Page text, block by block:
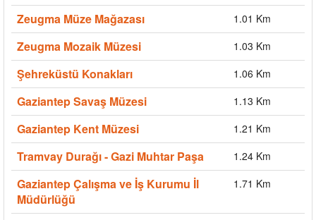
Zeugma Müze Mağazası 1.01 Km
Zeugma Mozaik Müzesi 1.03 Km
Şehreküstü Konakları 1.06 Km
Gaziantep Savaş Müzesi 1.13 Km
Gaziantep Kent Müzesi 1.21 Km
Tramvay Durağı - Gazi Muhtar Paşa 1.24 Km
Gaziantep Çalışma ve İş Kurumu İl
Müdürlüğü
1.71 Km